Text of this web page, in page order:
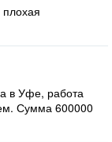
в Уфе, работа
Сумма 600000